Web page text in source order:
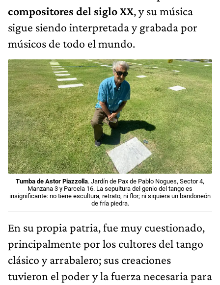
compositores del siglo XX, y su música
sigue siendo interpretada y grabada por
músicos de todo el mundo.
Tumba de Astor Piazzolla. Jardín de Pax de Pablo Nogues, Sector 4,
Manzana 3 y Parcela 16. La sepultura del genio del tango es
insignificante: no tiene escultura, retrato, ni flor; ni siquiera un bandoneón
de fría piedra.
En su propia patria, fue muy cuestionado,
principalmente por los cultores del tango
clásico y arrabalero; sus creaciones
tuvieron el poder y la fuerza necesaria para